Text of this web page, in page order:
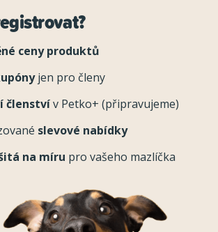
ceny produktů
jen pro členy
členstvív Petko+ (připravujeme)
slevové nabídky
na míru pro vašeho mazlíčka